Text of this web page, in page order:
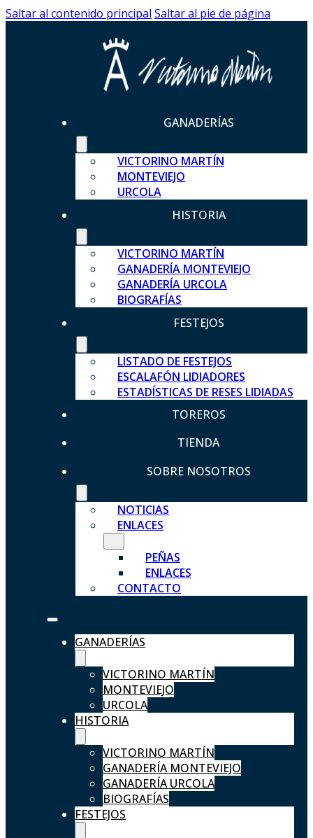
Saltar al contenido principal Saltar al pie de página
GANADERÍAS
VICTORINO MARTÍN
MONTEVIEJO
URCOLA
HISTORIA
VICTORINO MARTÍN
GANADERÍA MONTEVIEJO
GANADERÍA URCOLA
BIOGRAFÍAS
FESTEJOS
LISTADO DE FESTEJOS
ESCALAFÓN LIDIADORES
ESTADÍSTICAS DE RESES LIDIADAS
TOREROS
TIENDA
SOBRE NOSOTROS
NOTICIAS
ENLACES
PEÑAS
ENLACES
CONTACTO
GANADERÍAS
VICTORINO MARTÍN
MONTEVIEJO
URCOLA
HISTORIA
VICTORINO MARTÍN
GANADERÍA MONTEVIEJO
GANADERÍA URCOLA
BIOGRAFÍAS
FESTEJOS